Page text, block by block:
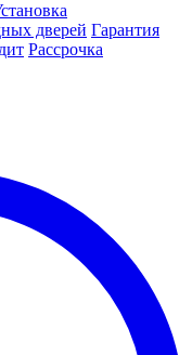
дверей Гарантия
Рассрочка